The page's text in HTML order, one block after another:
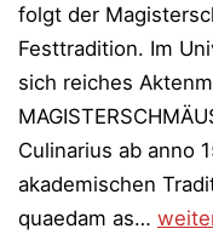
folgt der
Festtradition. Im
sich reiches
Culinarius ab anno
akademischen
quaedam as… Der